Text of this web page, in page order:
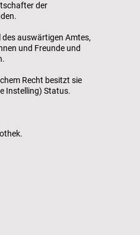
der
auswärtigen Amtes,
und Freunde und
Recht besitzt sie
Instelling) Status.